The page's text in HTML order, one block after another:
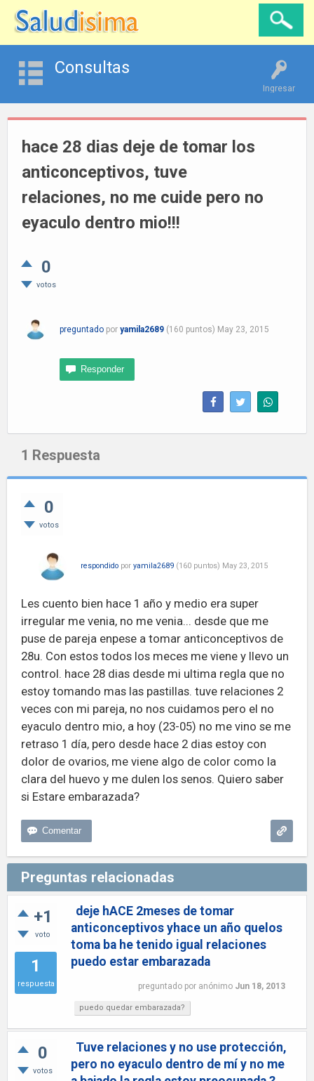
Ingresar
Consultas
hace 28 dias deje de tomar los
anticonceptivos, tuve
relaciones, no me cuide pero no
eyaculo dentro mio!!!
0
votos
preguntado por yamila2689 (160 puntos) May 23, 2015
1 Respuesta
0
votos
respondido por yamila2689 (160 puntos) May 23, 2015
Les cuento bien hace 1 año y medio era super
irregular me venia, no me venia... desde que me
puse de pareja enpese a tomar anticonceptivos de
28u. Con estos todos los meces me viene y llevo un
control. hace 28 dias desde mi ultima regla que no
estoy tomando mas las pastillas. tuve relaciones 2
veces con mi pareja, no nos cuidamos pero el no
eyaculo dentro mio, a hoy (23-05) no me vino se me
retraso 1 día, pero desde hace 2 dias estoy con
dolor de ovarios, me viene algo de color como la
clara del huevo y me dulen los senos. Quiero saber
si Estare embarazada?
Preguntas relacionadas
+1
voto
1
respuesta
deje hACE 2meses de tomar
anticonceptivos yhace un año quelos
toma ba he tenido igual relaciones
puedo estar embarazada
preguntado por anónimo Jun 18, 2013
puedo quedar embarazada?
0
votos
Tuve relaciones y no use protección,
pero no eyaculo dentro de mí y no me